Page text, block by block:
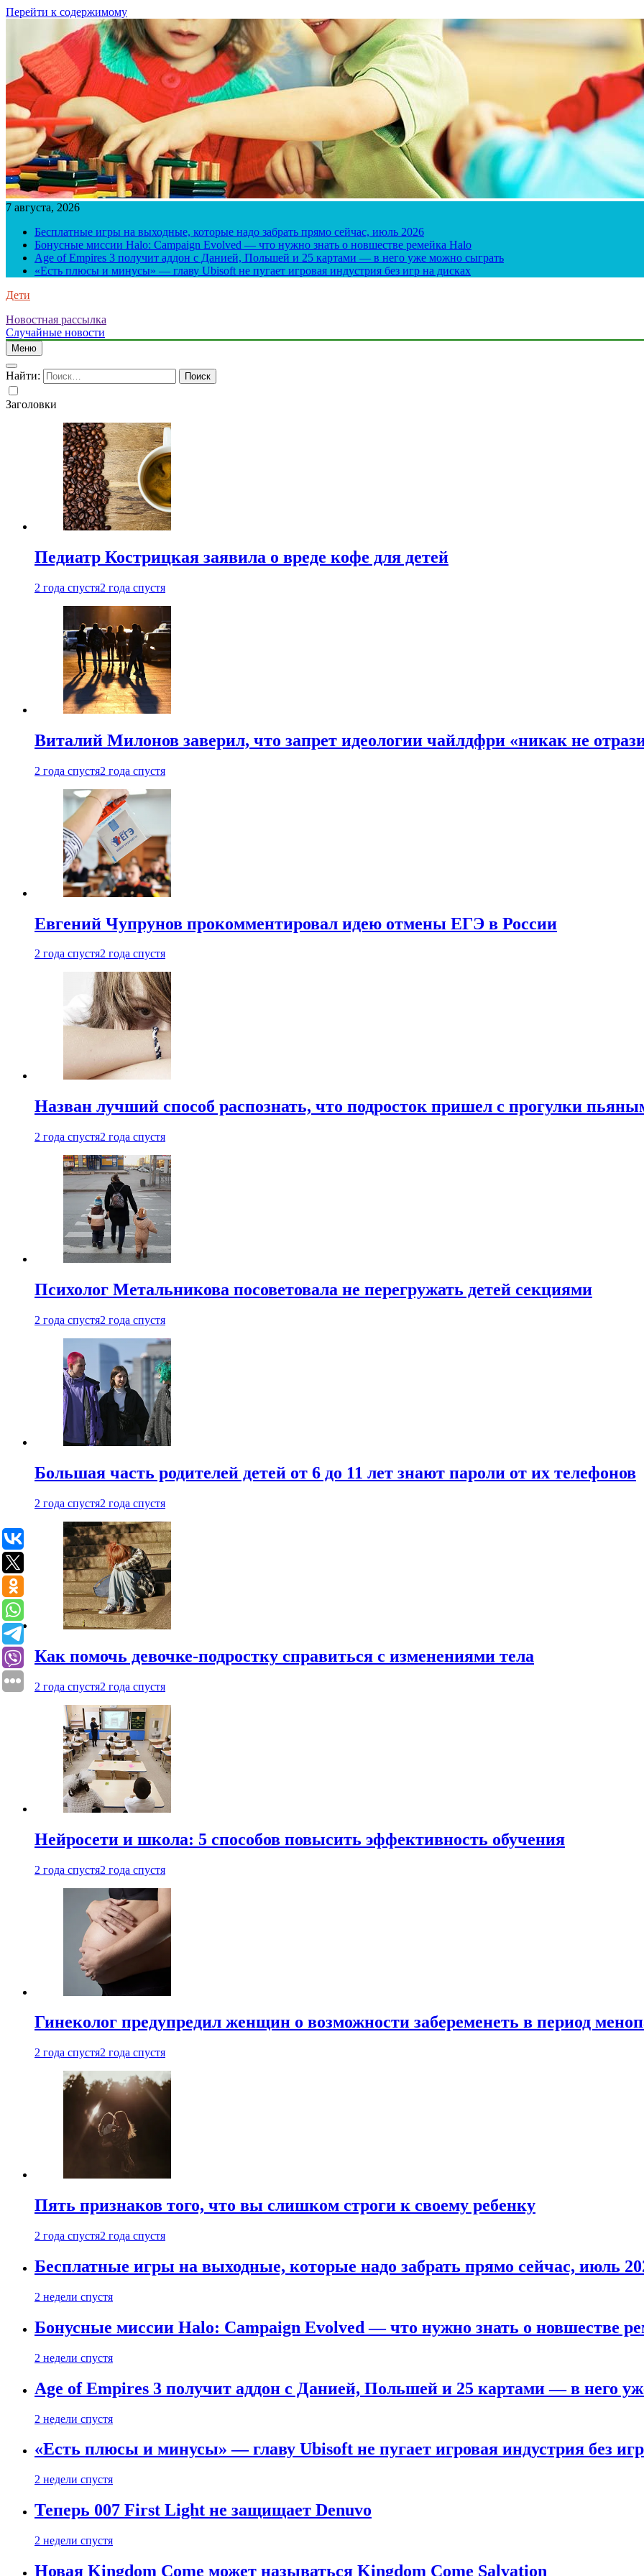
Перейти к содержимому
7 августа, 2026
Бесплатные игры на выходные, которые надо забрать прямо сейчас, июль 2026
Бонусные миссии Halo: Campaign Evolved — что нужно знать о новшестве ремейка Halo
Age of Empires 3 получит аддон с Данией, Польшей и 25 картами — в него уже можно сыграть
«Есть плюсы и минусы» — главу Ubisoft не пугает игровая индустрия без игр на дисках
Дети
Новостная рассылка
Случайные новости
Меню
Найти:
Заголовки
Педиатр Кострицкая заявила о вреде кофе для детей
2 года спустя2 года спустя
Виталий Милонов заверил, что запрет идеологии чайлдфри «никак не
2 года спустя2 года спустя
Евгений Чупрунов прокомментировал идею отмены ЕГЭ в России
2 года спустя2 года спустя
Назван лучший способ распознать, что подросток пришел с прогулки
2 года спустя2 года спустя
Психолог Метальникова посоветовала не перегружать детей секциями
2 года спустя2 года спустя
Большая часть родителей детей от 6 до 11 лет знают пароли от их телефонов
2 года спустя2 года спустя
Как помочь девочке-подростку справиться с изменениями тела
2 года спустя2 года спустя
Нейросети и школа: 5 способов повысить эффективность обучения
2 года спустя2 года спустя
Гинеколог предупредил женщин о возможности забеременеть в период
2 года спустя2 года спустя
Пять признаков того, что вы слишком строги к своему ребенку
2 года спустя2 года спустя
Бесплатные игры на выходные, которые надо забрать прямо сейчас, июль
2 недели спустя
Бонусные миссии Halo: Campaign Evolved — что нужно знать о новшестве
2 недели спустя
Age of Empires 3 получит аддон с Данией, Польшей и 25 картами — в него
2 недели спустя
«Есть плюсы и минусы» — главу Ubisoft не пугает игровая индустрия без
2 недели спустя
Теперь 007 First Light не защищает Denuvo
2 недели спустя
Новая Kingdom Come может называться Kingdom Come Salvation